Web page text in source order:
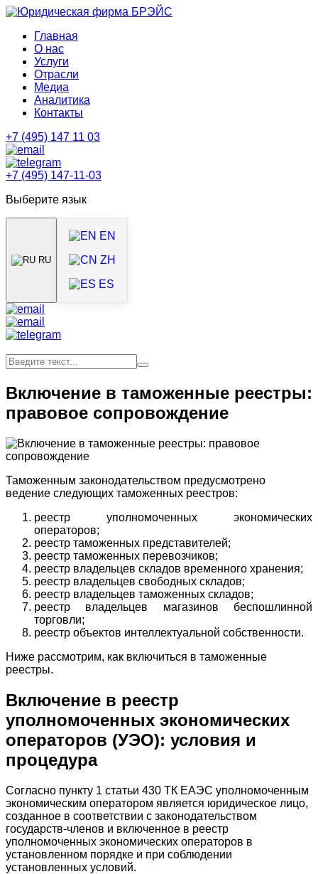
Главная
О нас
Услуги
Отрасли
Медиа
Аналитика
Контакты
+7 (495) 147 11 03
+7 (495) 147-11-03
Выберите язык
RU
EN
ZH
ES
Включение в таможенные реестры:
правовое сопровождение
Таможенным законодательством предусмотрено
ведение следующих таможенных реестров:
реестр уполномоченных экономических
операторов;
реестр таможенных представителей;
реестр таможенных перевозчиков;
реестр владельцев складов временного хранения;
реестр владельцев свободных складов;
реестр владельцев таможенных складов;
реестр владельцев магазинов беспошлинной
торговли;
реестр объектов интеллектуальной собственности.
Ниже рассмотрим, как включиться в таможенные
реестры.
Включение в реестр
уполномоченных экономических
операторов (УЭО): условия и
процедура
Согласно пункту 1 статьи 430 ТК ЕАЭС уполномоченным
экономическим оператором является юридическое лицо,
созданное в соответствии с законодательством
государств-членов и включенное в реестр
уполномоченных экономических операторов в
установленном порядке и при соблюдении
установленных условий.